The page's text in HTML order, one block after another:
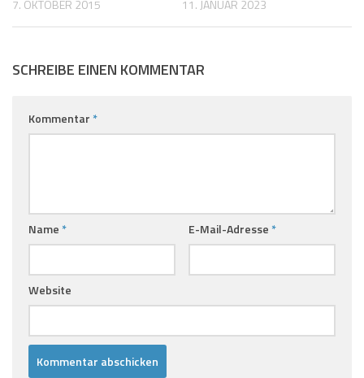
7. OKTOBER 2015 11. JANUAR 2023
SCHREIBE EINEN KOMMENTAR
Kommentar *
Name * E-Mail-Adresse *
Website